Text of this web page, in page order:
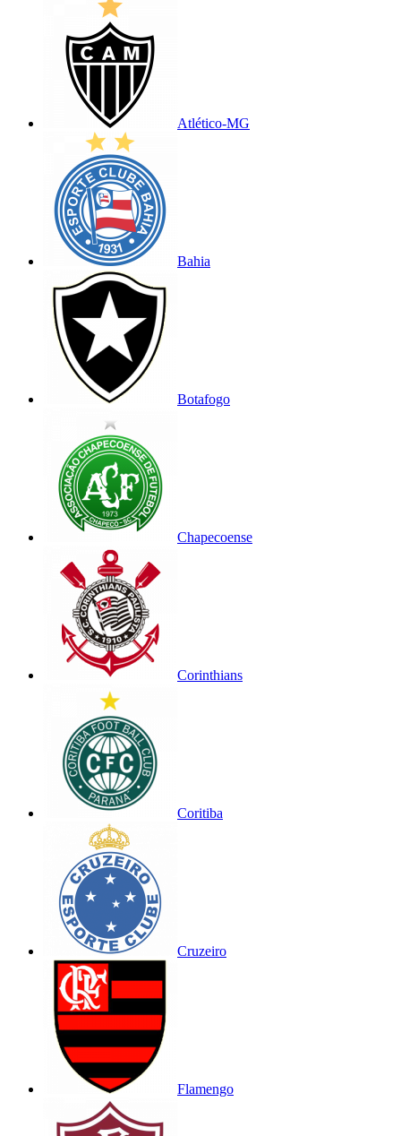
Atlético-MG
Bahia
Botafogo
Chapecoense
Corinthians
Coritiba
Cruzeiro
Flamengo